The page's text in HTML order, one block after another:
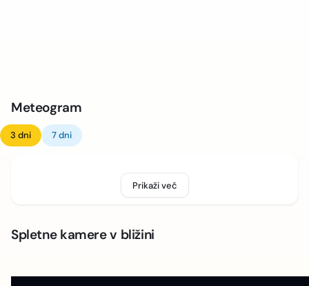
Meteogram
3 dni 7 dni
Prikaži več
Spletne kamere v bližini